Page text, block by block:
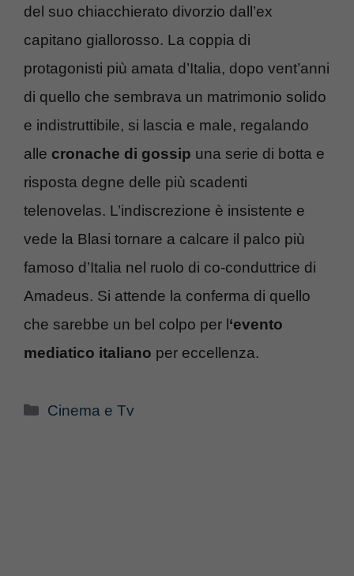
del suo chiacchierato divorzio dall’ex
capitano giallorosso. La coppia di
protagonisti più amata d’Italia, dopo vent’anni
di quello che sembrava un matrimonio solido
e indistruttibile, si lascia e male, regalando
alle cronache di gossip una serie di botta e
risposta degne delle più scadenti
telenovelas. L’indiscrezione è insistente e
vede la Blasi tornare a calcare il palco più
famoso d’Italia nel ruolo di co-conduttrice di
Amadeus. Si attende la conferma di quello
che sarebbe un bel colpo per l‘evento
mediatico italiano per eccellenza.
Categorie
Cinema e Tv